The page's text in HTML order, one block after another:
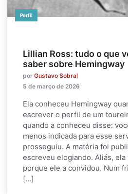
Perfil
Lillian Ross: tudo o que
saber sobre Hemingway
por Gustavo Sobral
5 de março de 2026
Ela conheceu Hemingway
escrever o perfil de um
quando a conheceu disse:
menos indicada para esse
prosseguiu. A matéria foi
escreveu elogiando. Aliás, ela
porque ele a convidou. Num
[…]